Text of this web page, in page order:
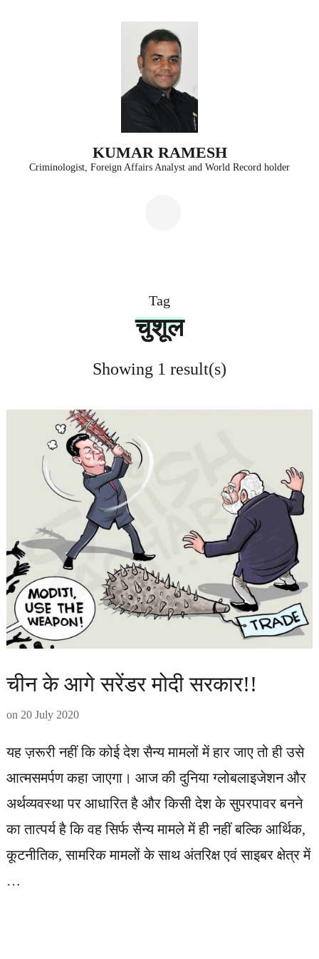
KUMAR RAMESH
Criminologist, Foreign Affairs Analyst and World Record holder
Tag
चुशूल
Showing 1 result(s)
चीन के आगे सरेंडर मोदी सरकार!!
on 20 July 2020
यह ज़रूरी नहीं कि कोई देश सैन्य मामलों में हार जाए तो ही उसे
आत्मसमर्पण कहा जाएगा। आज की दुनिया ग्लोबलाइजेशन और
अर्थव्यवस्था पर आधारित है और किसी देश के सुपरपावर बनने
का तात्पर्य है कि वह सिर्फ सैन्य मामले में ही नहीं बल्कि आर्थिक,
कूटनीतिक, सामरिक मामलों के साथ अंतरिक्ष एवं साइबर क्षेत्र में
…